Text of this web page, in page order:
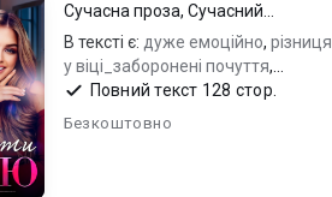
Сучасна проза, Сучасний
любовний роман
В тексті є: дуже емоційно, різниця
у віці_заборонені почуття,
владний герой_цнотлива героїня
Повний текст 128 стор.
Безкоштовно